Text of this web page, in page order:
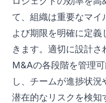
て、組織は重要なマイ
よび期限を明確に定
きます。適切に設計さ
M&Aの各段階を管理
し、チームが進捗状況
潜在的なリスクを検知